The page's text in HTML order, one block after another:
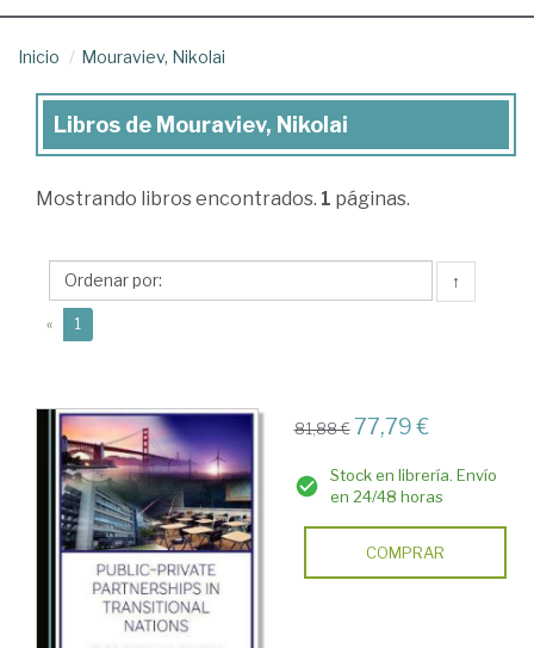
Inicio Mouraviev, Nikolai
Libros
Mouraviev,
Libros de Mouraviev, Nikolai
Mostrando libros encontrados. 1 páginas.
↑
« 1
81,88 € 77,79 €
Stock en librería. Envío
en 24/48 horas
COMPRAR